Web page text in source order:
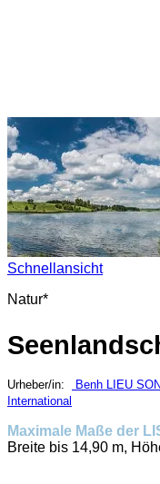
Schnellansicht
Natur*
Urheber/in: Benh LIEU
International
Maximale Maße der
Breite bis 14,90 m,